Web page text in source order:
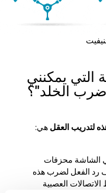
التي يمكنني
الخلد"؟
لتدريب العقل هي:
في الشاشة محزفات
رد الفعل لضرب هذه
العصبية